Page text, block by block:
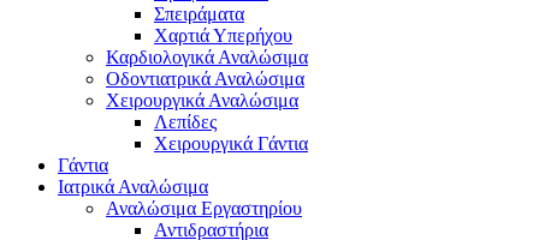
Σπειράματα
Χαρτιά Υπερήχου
Καρδιολογικά Αναλώσιμα
Οδοντιατρικά Αναλώσιμα
Χειρουργικά Αναλώσιμα
Λεπίδες
Χειρουργικά Γάντια
Γάντια
Ιατρικά Αναλώσιμα
Αναλώσιμα Εργαστηρίου
Αντιδραστήρια